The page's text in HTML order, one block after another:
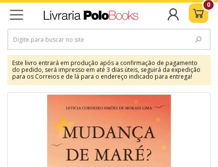
0
Este livro entrará em produção após a confirmação de pagamento
do pedido, será impresso em até 3 dias úteis, seguirá da expedição
para os Correios e de lá para o endereço indicado para entrega!